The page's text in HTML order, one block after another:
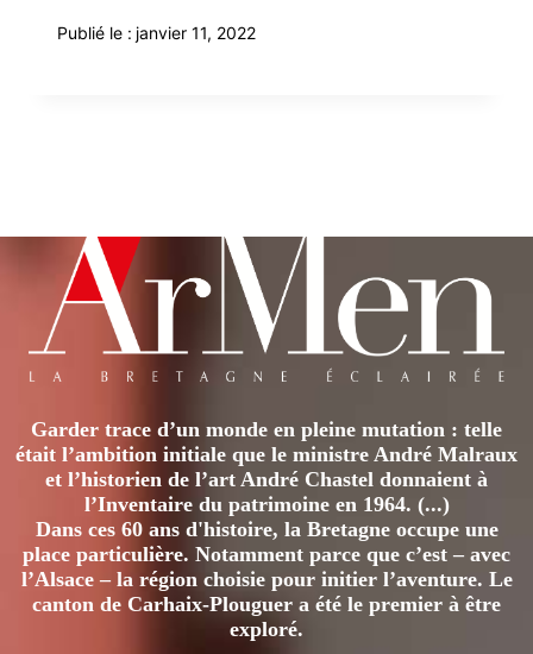
Publié le : janvier 11, 2022
Garder trace d’un monde en pleine mutation : telle
était l’ambition initiale que le ministre André Malraux
et l’historien de l’art André Chastel donnaient à
l’Inventaire du patrimoine en 1964. (...)
Dans ces 60 ans d'histoire, la Bretagne occupe une
place particulière. Notamment parce que c’est – avec
l’Alsace – la région choisie pour initier l’aventure. Le
canton de Carhaix-Plouguer a été le premier à être
exploré.